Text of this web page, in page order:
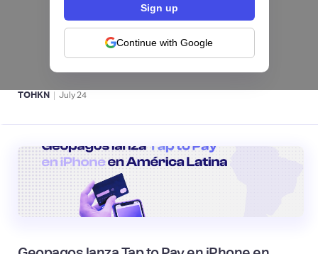
Continue with Google
Fintech salvadoreña TOHKN lanza plataforma
para invertir desde US$10 en acciones de EE.
UU. y criptomonedas
ACTIVOS DIGITALES 👾
TOHKN | July 24